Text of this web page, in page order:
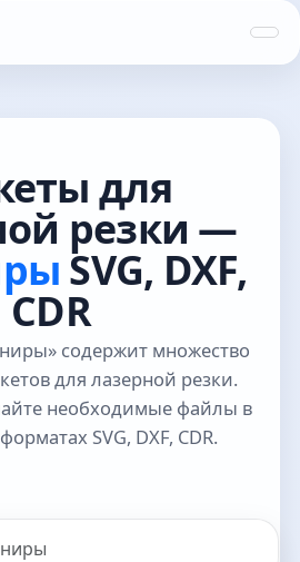
для
резки —
SVG, DXF,
CDR
содержит множество
для лазерной резки.
необходимые файлы в
SVG, DXF, CDR.